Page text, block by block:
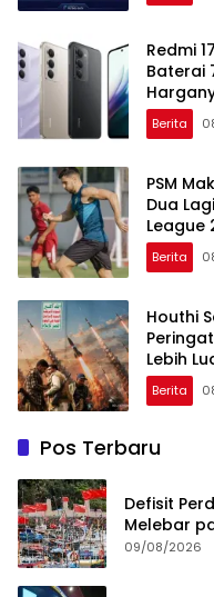
Redmi
Baterai
Berita
PSM
Dua
League
Berita
Houthi
Lebih
Berita
Pos Terbaru
Defisit
Melebar
09/08/2026